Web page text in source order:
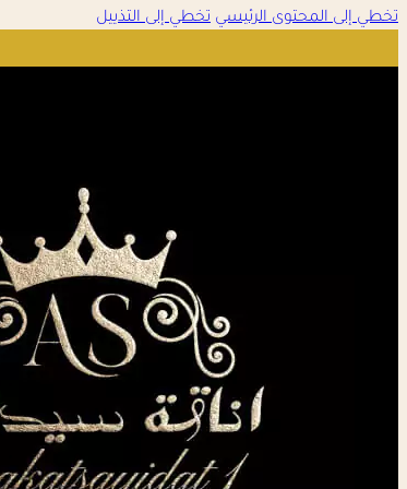
تخطي إلى المحتوى الرئيسي تخطي إلى التذييل